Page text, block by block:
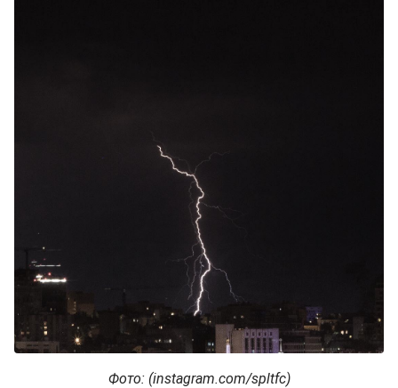
Фото: (instagram.com/spltfc)